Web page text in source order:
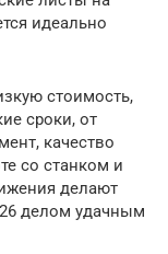
идеально
стоимость,
сроки, от
качество
со станком и
делают
делом удачным